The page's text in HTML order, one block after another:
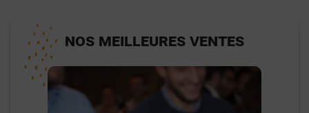
NOS MEILLEURES VENTES